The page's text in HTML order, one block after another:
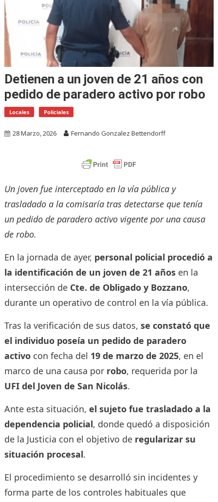
Detienen a un joven de 21 años con
pedido de paradero activo por robo
Locales Policiales
28 Marzo, 2026 Fernando Gonzalez Bettendorff
Un joven fue interceptado en la vía pública y
trasladado a la comisaría tras detectarse que tenía
un pedido de paradero activo vigente por una causa
de robo.
En la jornada de ayer, personal policial procedió a
la identificación de un joven de 21 añosen la
intersección de Cte. de Obligado y Bozzano,
durante un operativo de control en la vía pública.
Tras la verificación de sus datos, se constató que
el individuo poseía un pedido de paradero
activocon fecha del 19 de marzo de 2025, en el
marco de una causa por robo, requerida por la
UFI del Joven de San Nicolás.
Ante esta situación, el sujeto fue trasladado a la
dependencia policial, donde quedó a disposición
de la Justicia con el objetivo de regularizar su
situación procesal.
El procedimiento se desarrolló sin incidentes y
forma parte de los controles habituales que